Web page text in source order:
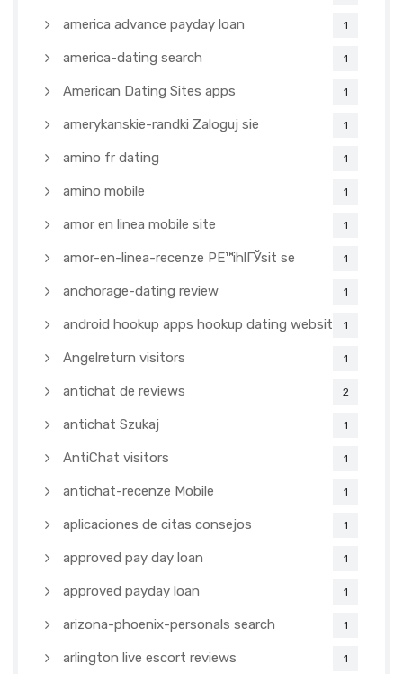
america advance payday loan 1
america-dating search 1
American Dating Sites apps 1
amerykanskie-randki Zaloguj sie 1
amino fr dating 1
amino mobile 1
amor en linea mobile site 1
amor-en-linea-recenze PЕ™ihlГЎsit se 1
anchorage-dating review 1
android hookup apps hookup dating websites1
Angelreturn visitors 1
antichat de reviews 2
antichat Szukaj 1
AntiChat visitors 1
antichat-recenze Mobile 1
aplicaciones de citas consejos 1
approved pay day loan 1
approved payday loan 1
arizona-phoenix-personals search 1
arlington live escort reviews 1